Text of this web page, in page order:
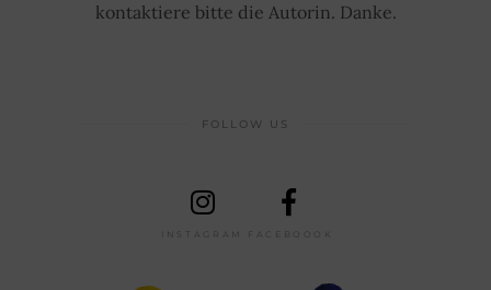
kontaktiere bitte die Autorin. Danke.
FOLLOW US
INSTAGRAM FACEBOOOK